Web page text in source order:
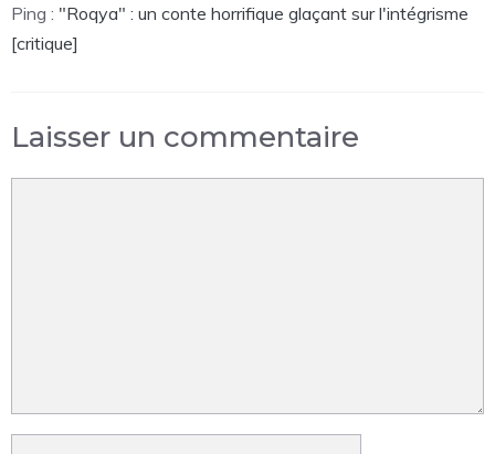
Ping : "Roqya" : un conte horrifique glaçant sur l'intégrisme
[critique]
Laisser un commentaire